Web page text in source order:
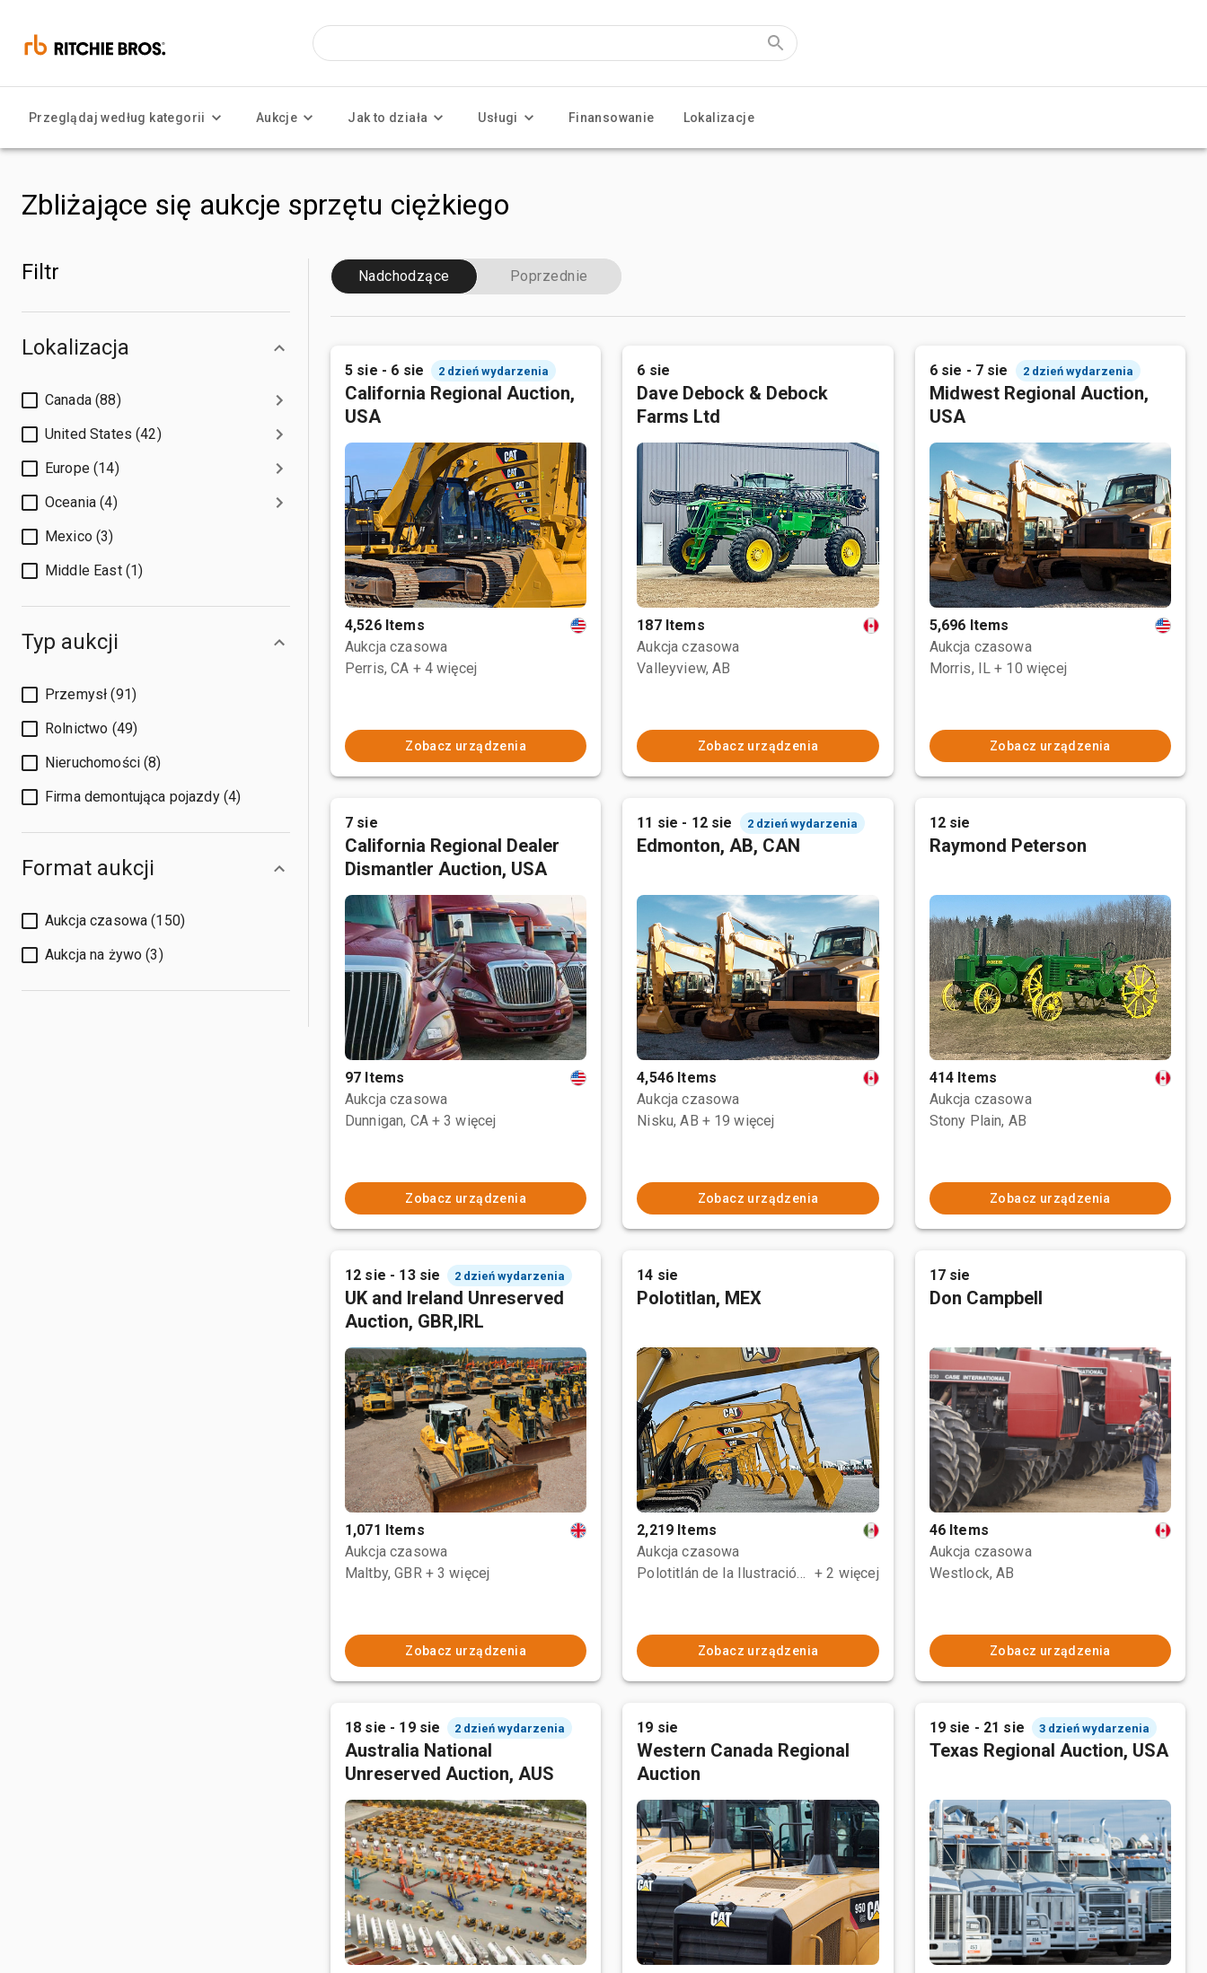
Przeglądaj według kategorii Aukcje Jak to działa Usługi Finansowanie Lokalizacje
Zbliżające się aukcje sprzętu ciężkiego
Filtr
Lokalizacja
Canada (88)
United States (42)
Europe (14)
Oceania (4)
Mexico (3)
Middle East (1)
Typ aukcji
Przemysł (91)
Rolnictwo (49)
Nieruchomości (8)
Firma demontująca pojazdy (4)
Format aukcji
Aukcja czasowa (150)
Aukcja na żywo (3)
Nadchodzące Poprzednie
5 sie - 6 sie 2 dzień wydarzenia
California Regional Auction,
USA
4,526 Items
Aukcja czasowa
Perris, CA + 4 więcej
Zobacz urządzenia
6 sie
Dave Debock & Debock
Farms Ltd
187 Items
Aukcja czasowa
Valleyview, AB
Zobacz urządzenia
6 sie - 7 sie 2 dzień wydarzenia
Midwest Regional Auction,
USA
5,696 Items
Aukcja czasowa
Morris, IL + 10 więcej
Zobacz urządzenia
7 sie
California Regional Dealer
Dismantler Auction, USA
97 Items
Aukcja czasowa
Dunnigan, CA + 3 więcej
Zobacz urządzenia
11 sie - 12 sie 2 dzień wydarzenia
Edmonton, AB, CAN
4,546 Items
Aukcja czasowa
Nisku, AB + 19 więcej
Zobacz urządzenia
12 sie
Raymond Peterson
414 Items
Aukcja czasowa
Stony Plain, AB
Zobacz urządzenia
12 sie - 13 sie 2 dzień wydarzenia
UK and Ireland Unreserved
Auction, GBR,IRL
1,071 Items
Aukcja czasowa
Maltby, GBR + 3 więcej
Zobacz urządzenia
14 sie
Polotitlan, MEX
2,219 Items
Aukcja czasowa
Polotitlán de la Ilustración, MEX + 2 więcej
Zobacz urządzenia
17 sie
Don Campbell
46 Items
Aukcja czasowa
Westlock, AB
Zobacz urządzenia
18 sie - 19 sie 2 dzień wydarzenia
Australia National
Unreserved Auction, AUS
19 sie
Western Canada Regional
Auction
19 sie - 21 sie 3 dzień wydarzenia
Texas Regional Auction, USA